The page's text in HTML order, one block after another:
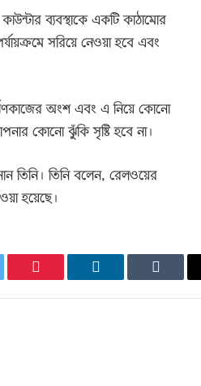
ব্যবস্থাকে একটি কাঠামোর
সরিয়ে নেওয়া হবে এবং
অংশ এবং এ নিয়ে কোনো
কোনো ঝুঁকি সৃষ্টি হবে না।
তিনি। তিনি বলেন, রেলওয়ের
হয়েছে।
PinterestLinkedIn Tumblr